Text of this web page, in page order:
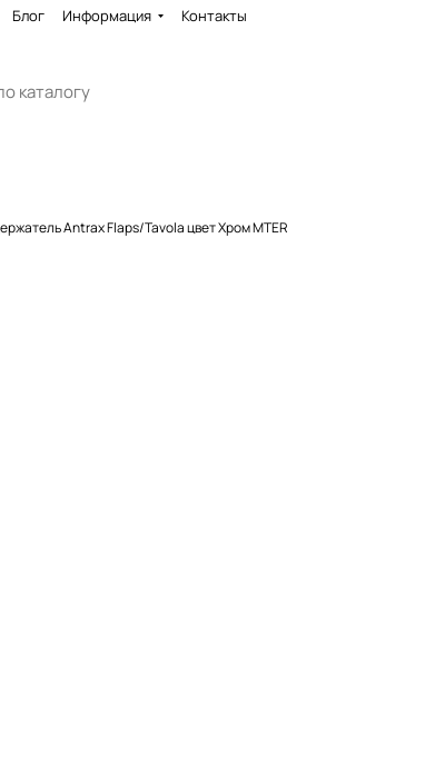
Блог Информация Контакты
Полотенцедержатель Antrax Flaps/Tavola цвет Хром MTER